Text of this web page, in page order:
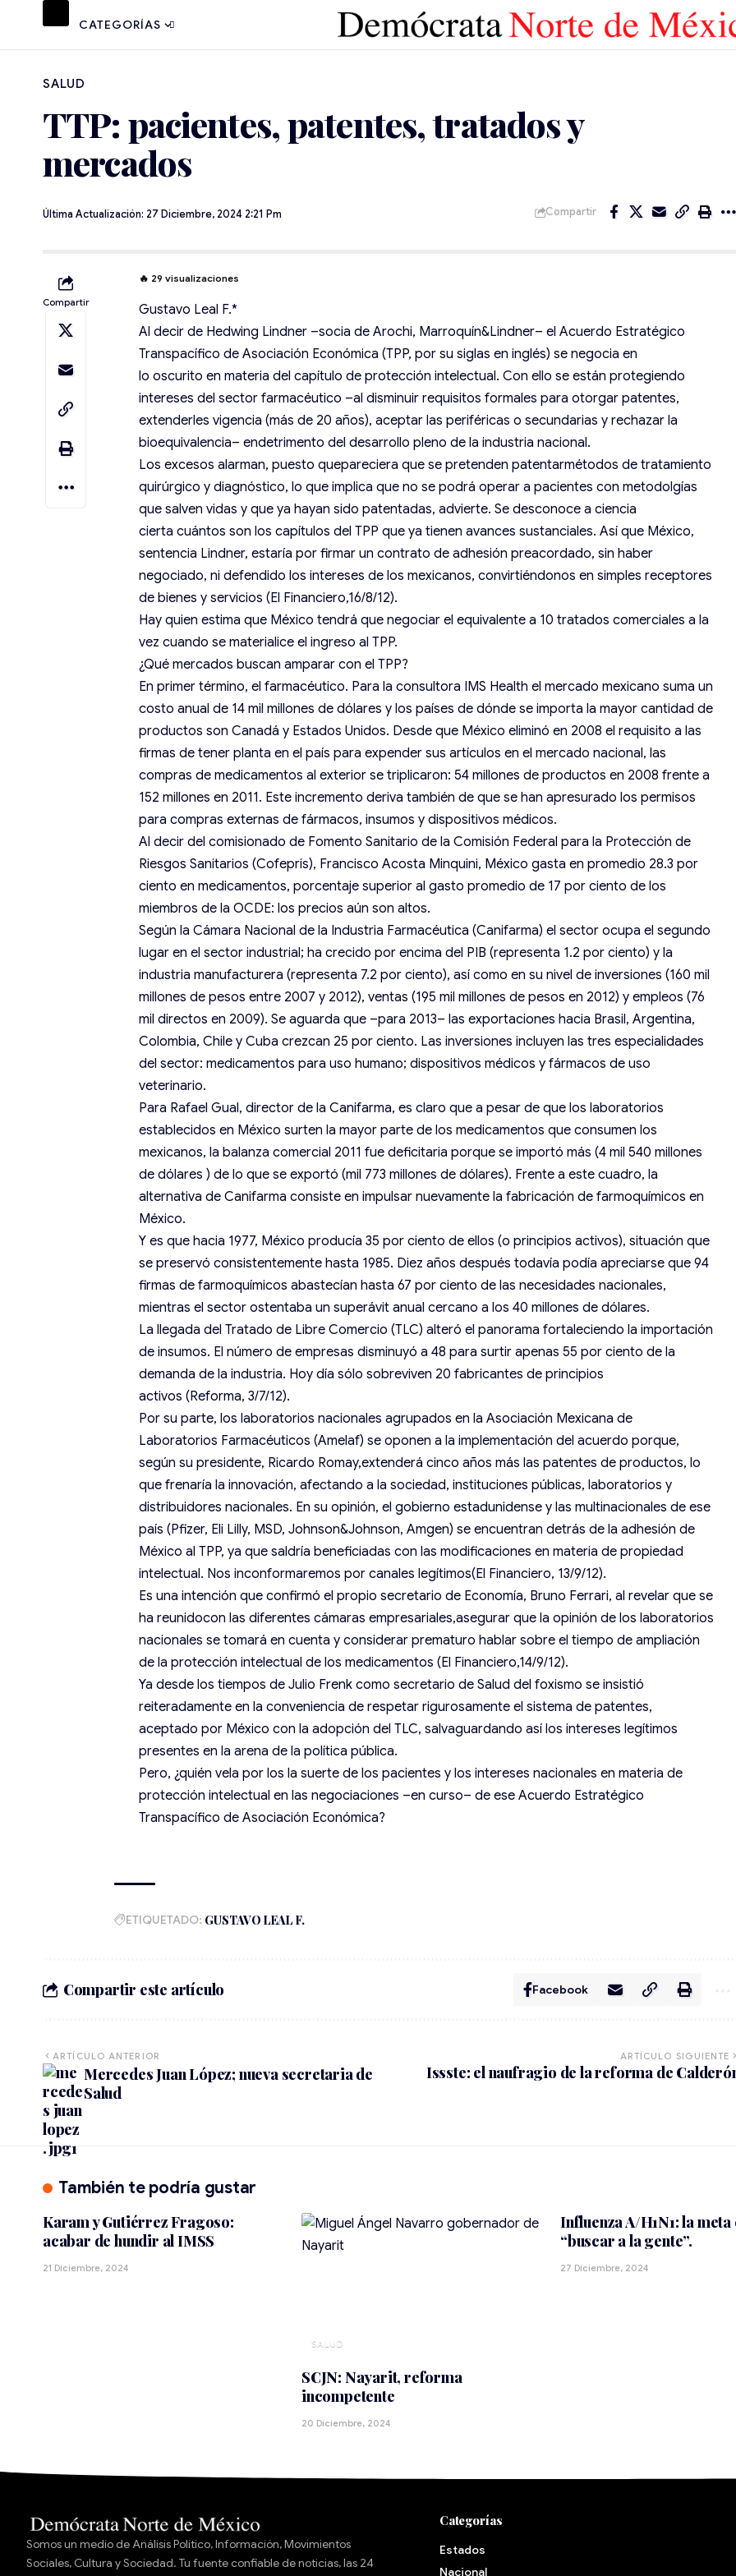
CATEGORÍAS
SALUD
TTP: pacientes, patentes, tratados y
mercados
Última Actualización: 27 Diciembre, 2024 2:21 Pm Compartir
Compartir
🔥 29 visualizaciones
Gustavo Leal F.*
Al decir de Hedwing Lindner –socia de Arochi, Marroquín&Lindner– el Acuerdo Estratégico
Transpacífico de Asociación Económica (TPP, por su siglas en inglés) se negocia en
lo oscurito en materia del capítulo de protección intelectual. Con ello se están protegiendo
intereses del sector farmacéutico –al disminuir requisitos formales para otorgar patentes,
extenderles vigencia (más de 20 años), aceptar las periféricas o secundarias y rechazar la
bioequivalencia– endetrimento del desarrollo pleno de la industria nacional.
Los excesos alarman, puesto quepareciera que se pretenden patentarmétodos de tratamiento
quirúrgico y diagnóstico, lo que implica que no se podrá operar a pacientes con metodolgías
que salven vidas y que ya hayan sido patentadas, advierte. Se desconoce a ciencia
cierta cuántos son los capítulos del TPP que ya tienen avances sustanciales. Así que México,
sentencia Lindner, estaría por firmar un contrato de adhesión preacordado, sin haber
negociado, ni defendido los intereses de los mexicanos, convirtiéndonos en simples receptores
de bienes y servicios (El Financiero,16/8/12).
Hay quien estima que México tendrá que negociar el equivalente a 10 tratados comerciales a la
vez cuando se materialice el ingreso al TPP.
¿Qué mercados buscan amparar con el TPP?
En primer término, el farmacéutico. Para la consultora IMS Health el mercado mexicano suma un
costo anual de 14 mil millones de dólares y los países de dónde se importa la mayor cantidad de
productos son Canadá y Estados Unidos. Desde que México eliminó en 2008 el requisito a las
firmas de tener planta en el país para expender sus artículos en el mercado nacional, las
compras de medicamentos al exterior se triplicaron: 54 millones de productos en 2008 frente a
152 millones en 2011. Este incremento deriva también de que se han apresurado los permisos
para compras externas de fármacos, insumos y dispositivos médicos.
Al decir del comisionado de Fomento Sanitario de la Comisión Federal para la Protección de
Riesgos Sanitarios (Cofepris), Francisco Acosta Minquini, México gasta en promedio 28.3 por
ciento en medicamentos, porcentaje superior al gasto promedio de 17 por ciento de los
miembros de la OCDE: los precios aún son altos.
Según la Cámara Nacional de la Industria Farmacéutica (Canifarma) el sector ocupa el segundo
lugar en el sector industrial; ha crecido por encima del PIB (representa 1.2 por ciento) y la
industria manufacturera (representa 7.2 por ciento), así como en su nivel de inversiones (160 mil
millones de pesos entre 2007 y 2012), ventas (195 mil millones de pesos en 2012) y empleos (76
mil directos en 2009). Se aguarda que –para 2013– las exportaciones hacia Brasil, Argentina,
Colombia, Chile y Cuba crezcan 25 por ciento. Las inversiones incluyen las tres especialidades
del sector: medicamentos para uso humano; dispositivos médicos y fármacos de uso
veterinario.
Para Rafael Gual, director de la Canifarma, es claro que a pesar de que los laboratorios
establecidos en México surten la mayor parte de los medicamentos que consumen los
mexicanos, la balanza comercial 2011 fue deficitaria porque se importó más (4 mil 540 millones
de dólares ) de lo que se exportó (mil 773 millones de dólares). Frente a este cuadro, la
alternativa de Canifarma consiste en impulsar nuevamente la fabricación de farmoquímicos en
México.
Y es que hacia 1977, México producía 35 por ciento de ellos (o principios activos), situación que
se preservó consistentemente hasta 1985. Diez años después todavía podía apreciarse que 94
firmas de farmoquímicos abastecían hasta 67 por ciento de las necesidades nacionales,
mientras el sector ostentaba un superávit anual cercano a los 40 millones de dólares.
La llegada del Tratado de Libre Comercio (TLC) alteró el panorama fortaleciendo la importación
de insumos. El número de empresas disminuyó a 48 para surtir apenas 55 por ciento de la
demanda de la industria. Hoy día sólo sobreviven 20 fabricantes de principios
activos (Reforma, 3/7/12).
Por su parte, los laboratorios nacionales agrupados en la Asociación Mexicana de
Laboratorios Farmacéuticos (Amelaf) se oponen a la implementación del acuerdo porque,
según su presidente, Ricardo Romay,extenderá cinco años más las patentes de productos, lo
que frenaría la innovación, afectando a la sociedad, instituciones públicas, laboratorios y
distribuidores nacionales. En su opinión, el gobierno estadunidense y las multinacionales de ese
país (Pfizer, Eli Lilly, MSD, Johnson&Johnson, Amgen) se encuentran detrás de la adhesión de
México al TPP, ya que saldría beneficiadas con las modificaciones en materia de propiedad
intelectual. Nos inconformaremos por canales legítimos(El Financiero, 13/9/12).
Es una intención que confirmó el propio secretario de Economía, Bruno Ferrari, al revelar que se
ha reunidocon las diferentes cámaras empresariales,asegurar que la opinión de los laboratorios
nacionales se tomará en cuenta y considerar prematuro hablar sobre el tiempo de ampliación
de la protección intelectual de los medicamentos (El Financiero,14/9/12).
Ya desde los tiempos de Julio Frenk como secretario de Salud del foxismo se insistió
reiteradamente en la conveniencia de respetar rigurosamente el sistema de patentes,
aceptado por México con la adopción del TLC, salvaguardando así los intereses legítimos
presentes en la arena de la política pública.
Pero, ¿quién vela por los la suerte de los pacientes y los intereses nacionales en materia de
protección intelectual en las negociaciones –en curso– de ese Acuerdo Estratégico
Transpacífico de Asociación Económica?
ETIQUETADO: GUSTAVO LEAL F.
Compartir este artículo Facebook
ARTÍCULO ANTERIOR
Mercedes Juan López; nueva secretaria de
Salud
ARTÍCULO SIGUIENTE
Issste: el naufragio de la reforma de
También te podría gustar
Karam y Gutiérrez Fragoso:
acabar de hundir al IMSS
21 Diciembre, 2024
SALUD
SCJN: Nayarit, reforma
incompetente
20 Diciembre, 2024
Influenza A/H1N1: la meta
“buscar a la gente”.
27 Diciembre, 2024
Somos un medio de Análisis Político, Información, Movimientos
Sociales, Cultura y Sociedad. Tu fuente confiable de noticias, las 24
Categorías
Estados
Nacional